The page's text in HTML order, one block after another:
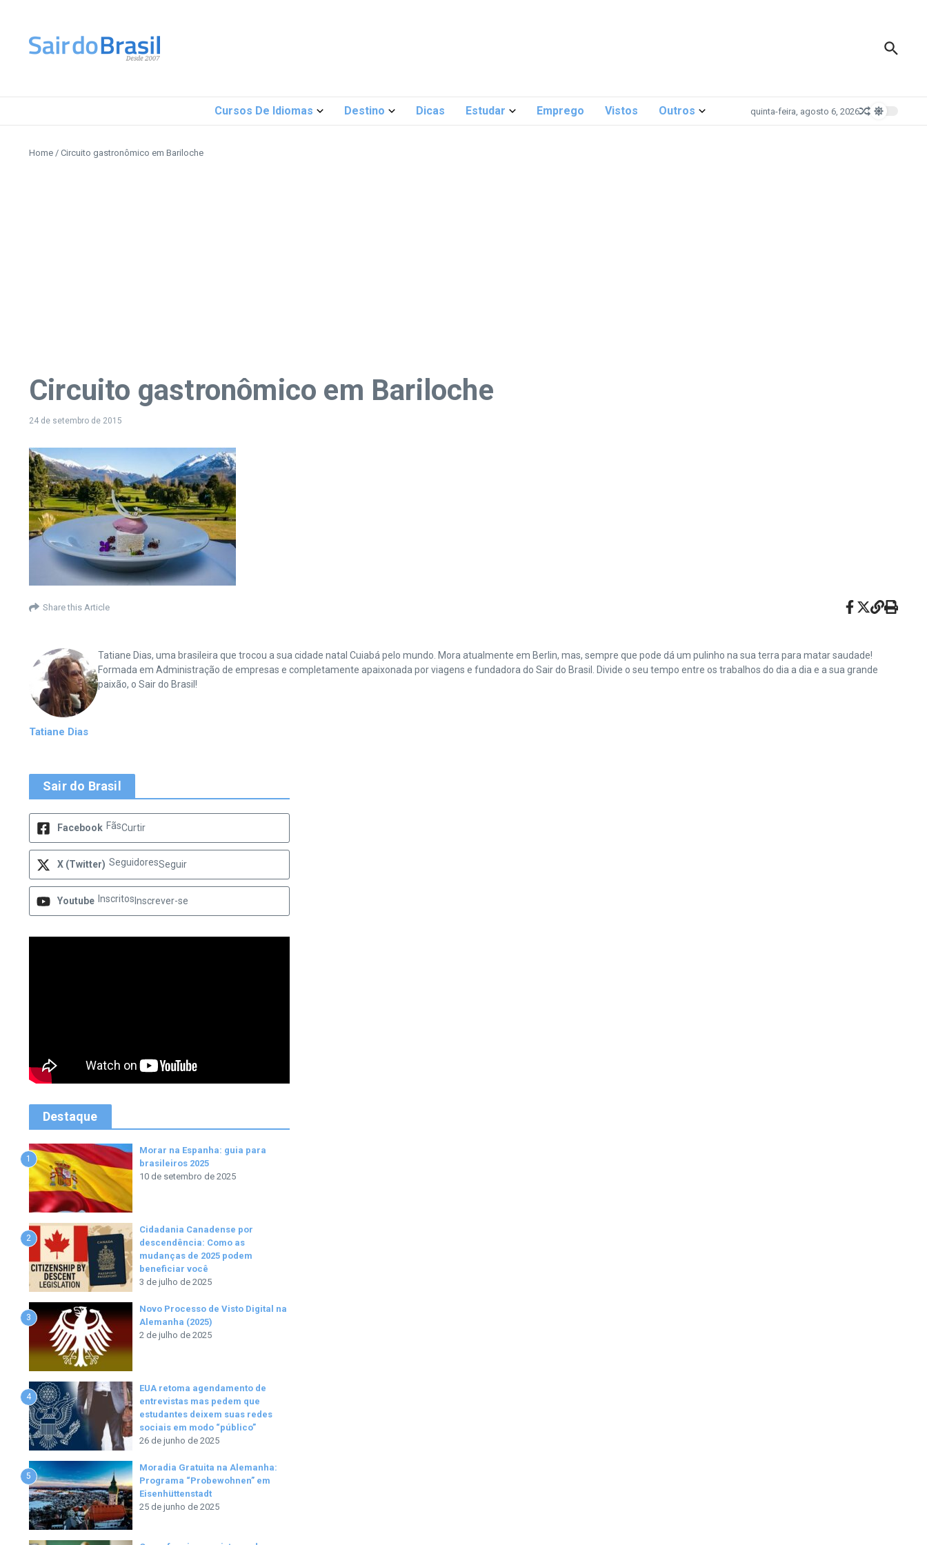
Cursos De Idiomas Destino Dicas Estudar Emprego Vistos Outros quinta-feira, agosto 6, 2026
Home / Circuito gastronômico em Bariloche
Circuito gastronômico em Bariloche
24 de setembro de 2015
Share this Article
Tatiane Dias
Tatiane Dias, uma brasileira que trocou a sua cidade natal Cuiabá pelo mundo. Mora atualmente em Berlin, mas, sempre que pode dá um pulinho na sua terra para matar saudade!
Formada em Administração de empresas e completamente apaixonada por viagens e fundadora do Sair do Brasil. Divide o seu tempo entre os trabalhos do dia a dia e a sua grande
paixão, o Sair do Brasil!
Sair do Brasil
Facebook FãsCurtir
X (Twitter) SeguidoresSeguir
Youtube Inscritos Inscrever-se
Destaque
1
Morar na Espanha: guia para
brasileiros 2025
10 de setembro de 2025
2
Cidadania Canadense por
descendência: Como as
mudanças de 2025 podem
beneficiar você
3 de julho de 2025
3
Novo Processo de Visto Digital na
Alemanha (2025)
2 de julho de 2025
4
EUA retoma agendamento de
entrevistas mas pedem que
estudantes deixem suas redes
sociais em modo “público”
26 de junho de 2025
5
Moradia Gratuita na Alemanha:
Programa “Probewohnen” em
Eisenhüttenstadt
25 de junho de 2025